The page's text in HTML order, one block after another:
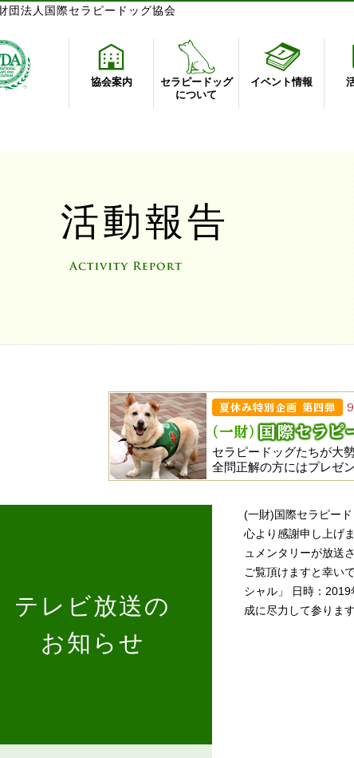
団法人国際セラピードッグ協会
協会案内
セラピードッグ
について
イベント情報
活動報告
夏休み特別企画 第四弾
(一財) 国際セラピ
セラピードッグたちが大
全問正解の方にはプレゼ
テレビ放送の
お知らせ
(一財)国際セラピー
心より感謝申し上げ
ュメンタリーが放送
ご覧頂けますと幸い
シャル」 日時：
成に尽力して参りま